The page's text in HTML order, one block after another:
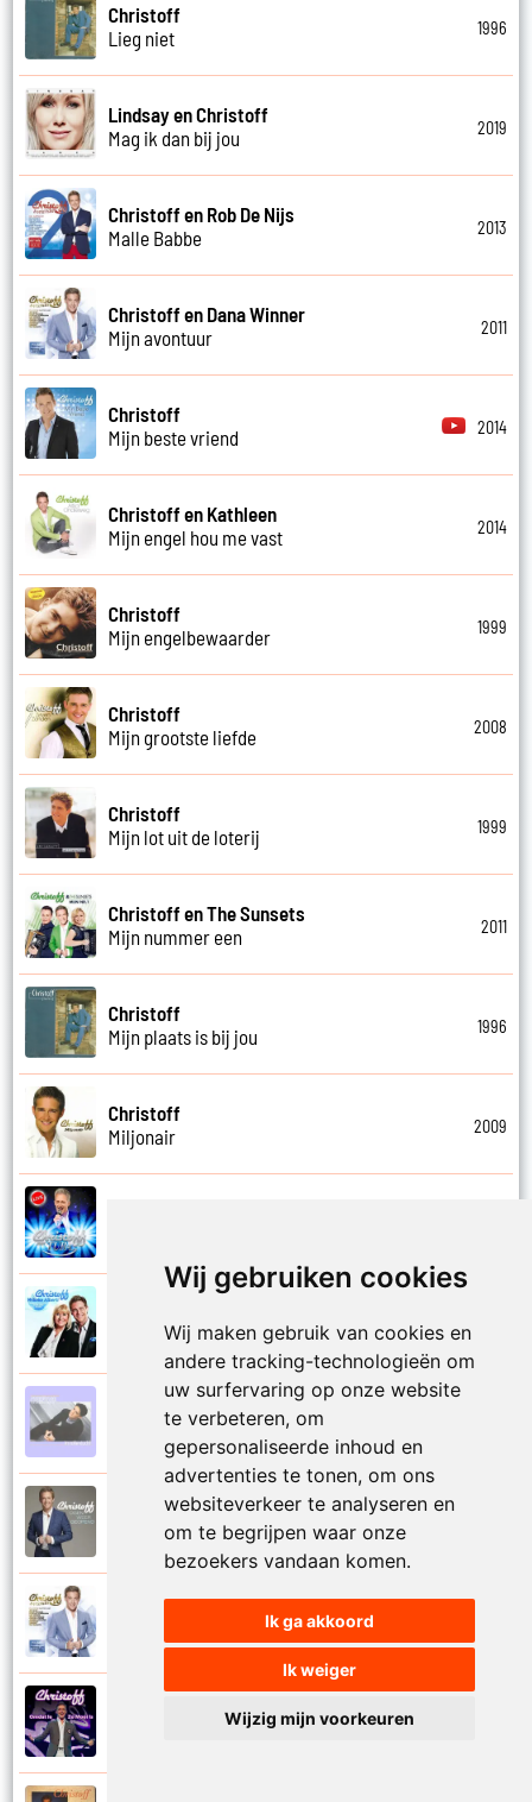
Wij gebruiken cookies
Wij maken gebruik van cookies en
andere tracking-technologieën om
uw surfervaring op onze website
te verbeteren, om
gepersonaliseerde inhoud en
advertenties te tonen, om ons
websiteverkeer te analyseren en
om te begrijpen waar onze
bezoekers vandaan komen.
Ik ga akkoord
Ik weiger
Wijzig mijn voorkeuren
Christoff
Lieg niet
1996
Lindsay en Christoff
Mag ik dan bij jou
2019
Christoff en Rob De Nijs
Malle Babbe
2013
Christoff en Dana Winner
Mijn avontuur
2011
Christoff
Mijn beste vriend
2014
Christoff en Kathleen
Mijn engel hou me vast
2014
Christoff
Mijn engelbewaarder
1999
Christoff
Mijn grootste liefde
2008
Christoff
Mijn lot uit de loterij
1999
Christoff en The Sunsets
Mijn nummer een
2011
Christoff
Mijn plaats is bij jou
1996
Christoff
Miljonair
2009
Niemand laat zijn eigen kind alleen
Christoff
Christoff
Ogen weer geopend
Christoff en Florian Silbereisen
Omdat ie zo mooi is
Omdat ie zo mooi is